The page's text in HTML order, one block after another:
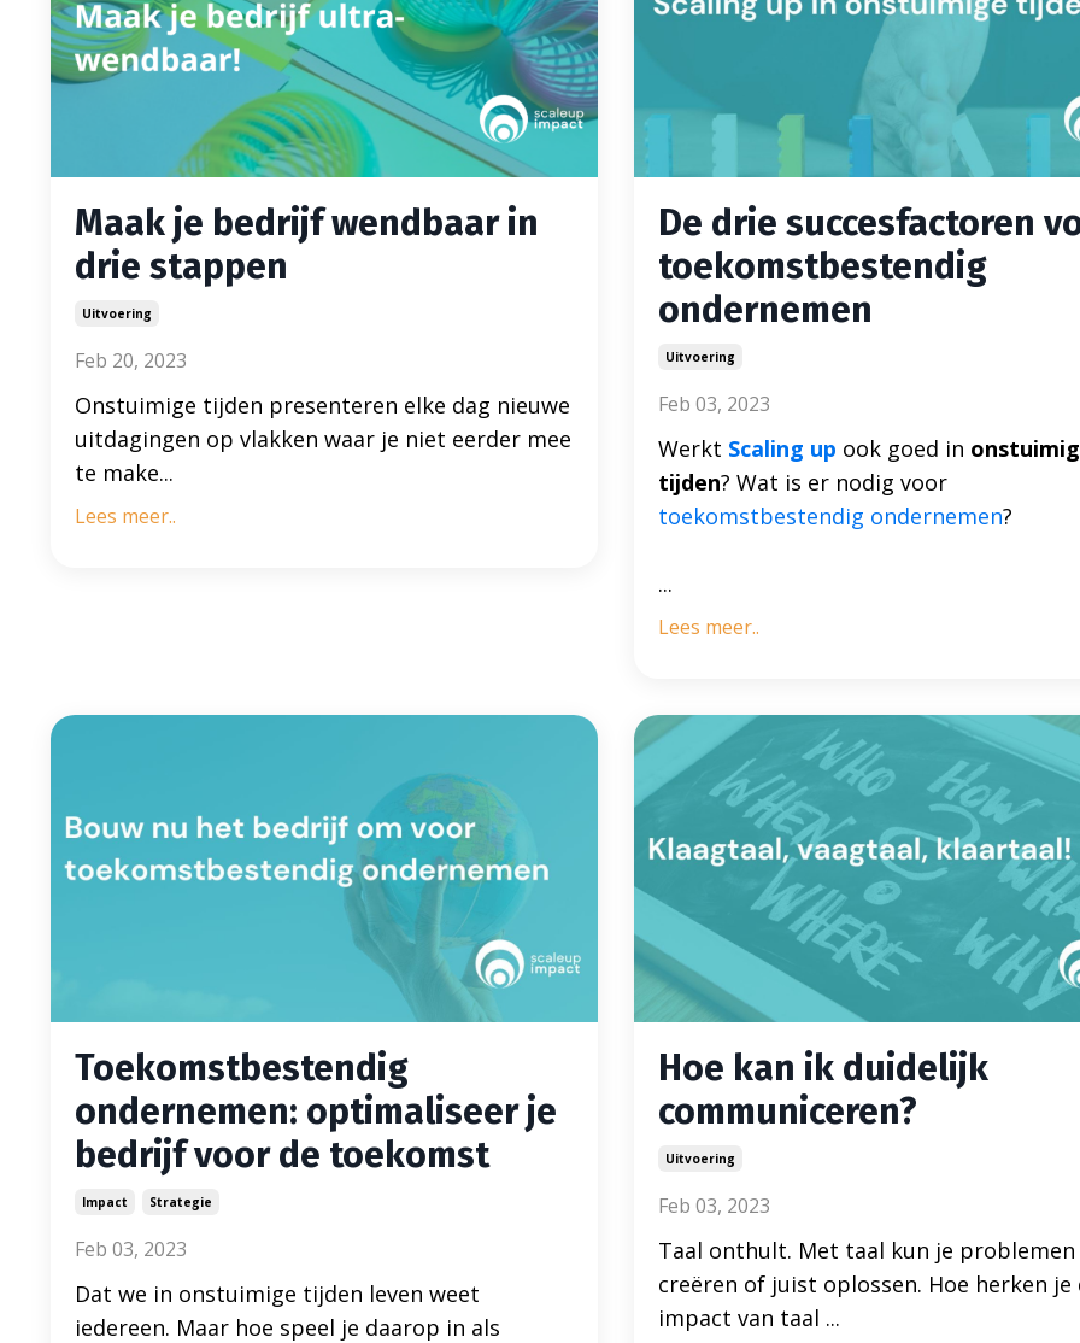
Maak je bedrijf wendbaar in
drie stappen
Uitvoering
Feb 20, 2023
Onstuimige tijden presenteren elke dag nieuwe
uitdagingen op vlakken waar je niet eerder mee
te make...
Lees meer..
De drie succesfactoren
toekomstbestendig
ondernemen
Uitvoering
Feb 03, 2023
Werkt Scaling up ook goed in
tijden? Wat is er nodig voor
toekomstbestendig ondernemen?
...
Lees meer..
Toekomstbestendig
ondernemen: optimaliseer je
bedrijf voor de toekomst
Impact Strategie
Feb 03, 2023
Dat we in onstuimige tijden leven weet
iedereen. Maar hoe speel je daarop in als
Hoe kan ik duidelijk
communiceren?
Uitvoering
Feb 03, 2023
Taal onthult. Met taal kun je problemen
creëren of juist oplossen. Hoe herken je
impact van taal ...